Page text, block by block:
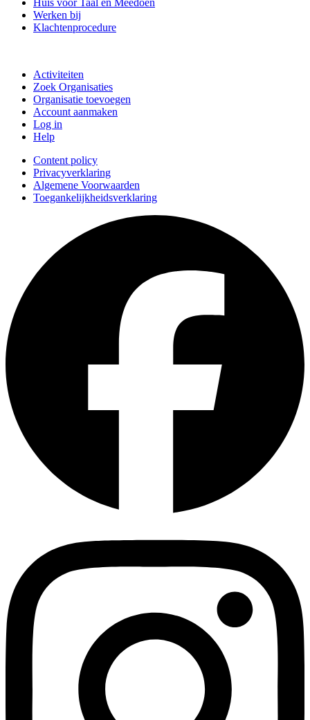
Werken bij
Klachtenprocedure
Activiteiten
Zoek Organisaties
Organisatie toevoegen
Account aanmaken
Log in
Help
Content policy
Privacyverklaring
Algemene Voorwaarden
Toegankelijkheidsverklaring